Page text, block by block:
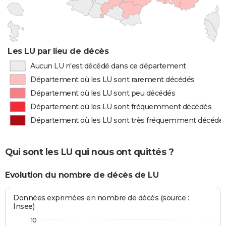
Les LU par lieu de décès
Aucun LU n'est décédé dans ce département
Département où les LU sont rarement décédés
Département où les LU sont peu décédés
Département où les LU sont fréquemment décédés
Département où les LU sont très fréquemment
Qui sont les LU qui nous ont quittés ?
Evolution du nombre de décès de LU
Données exprimées en nombre de décès (source :
Insee)
10